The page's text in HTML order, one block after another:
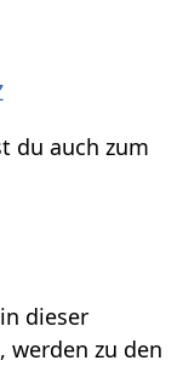
du auch zum
dieser
werden zu den